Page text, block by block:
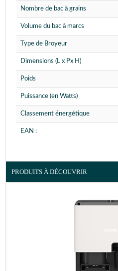
Nombre de bac à grains
Volume du bac à marcs
Type de Broyeur
Dimensions (L x Px H)
Poids
Puissance (en Watts)
Classement énergétique
EAN :
PRODUITS À DÉCOUVRIR